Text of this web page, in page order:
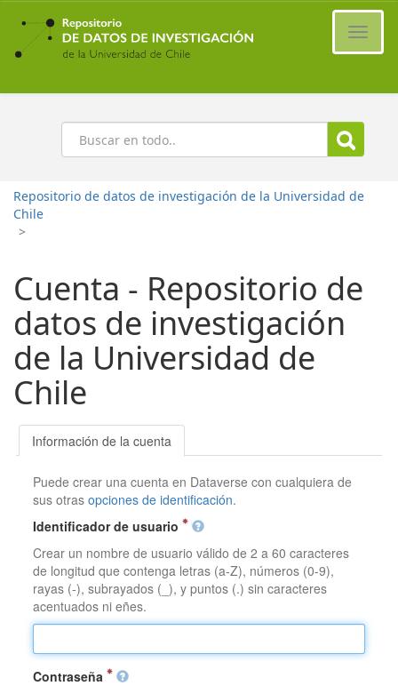
Ir
contenido
principal
Buscar
Repositorio de datos de investigación de la Universidad de
Chile
>
Cuenta - Repositorio de
datos de investigación
de la Universidad de
Chile
Información de la cuenta
Puede crear una cuenta en Dataverse con cualquiera de
sus otrasopciones de identificación.
Identificador de usuario
Crear un nombre de usuario válido de 2 a 60 caracteres
de longitud que contenga letras (a-Z), números (0-9),
rayas (-), subrayados (_), y puntos (.) sin caracteres
acentuados ni eñes.
Contraseña